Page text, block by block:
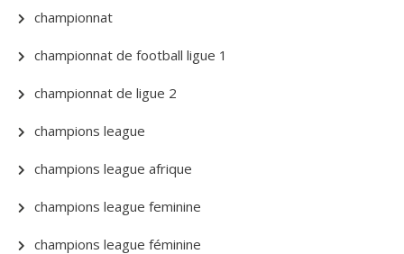
championnat
championnat de football ligue 1
championnat de ligue 2
champions league
champions league afrique
champions league feminine
champions league féminine